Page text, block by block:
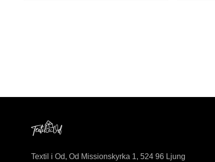
Textil i Od, Od Missionskyrka 1, 524 96 Ljung